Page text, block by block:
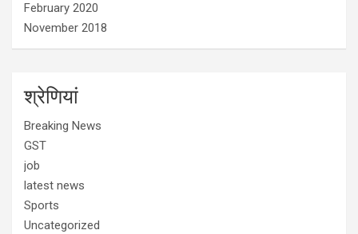
February 2020
November 2018
श्रेणियां
Breaking News
GST
job
latest news
Sports
Uncategorized